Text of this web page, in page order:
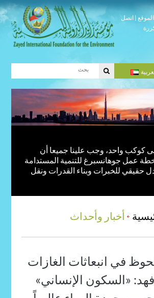
|اتصل
كوكب واحد، وجب علينا جميعا أن
خطة عمل جوهانسبرغ للتنمية المستدامة
حقيقي للخبرات وبناء القدرات ونقل
أخبار وأحداث
في انبعاثات الغازات
«السكون الإنساني»